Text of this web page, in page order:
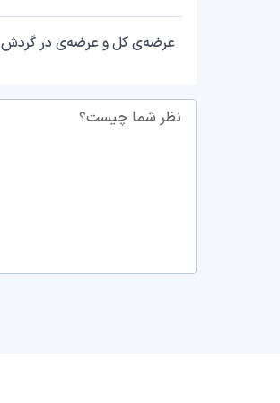
عرضه‌ی کل و عرضه‌ی در گردش SPX6900 چقدر است؟
نظر شما چیست؟